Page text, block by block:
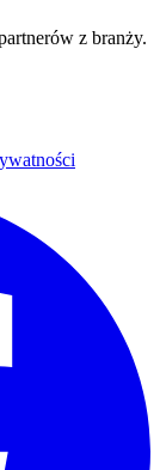
z branży.